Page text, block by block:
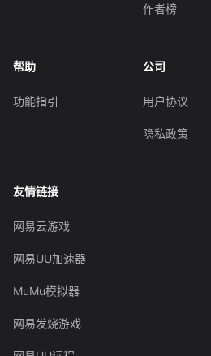
作者榜
帮助
功能指引
公司
用户协议
隐私政策
友情链接
网易云游戏
网易UU加速器
MuMu模拟器
网易发烧游戏